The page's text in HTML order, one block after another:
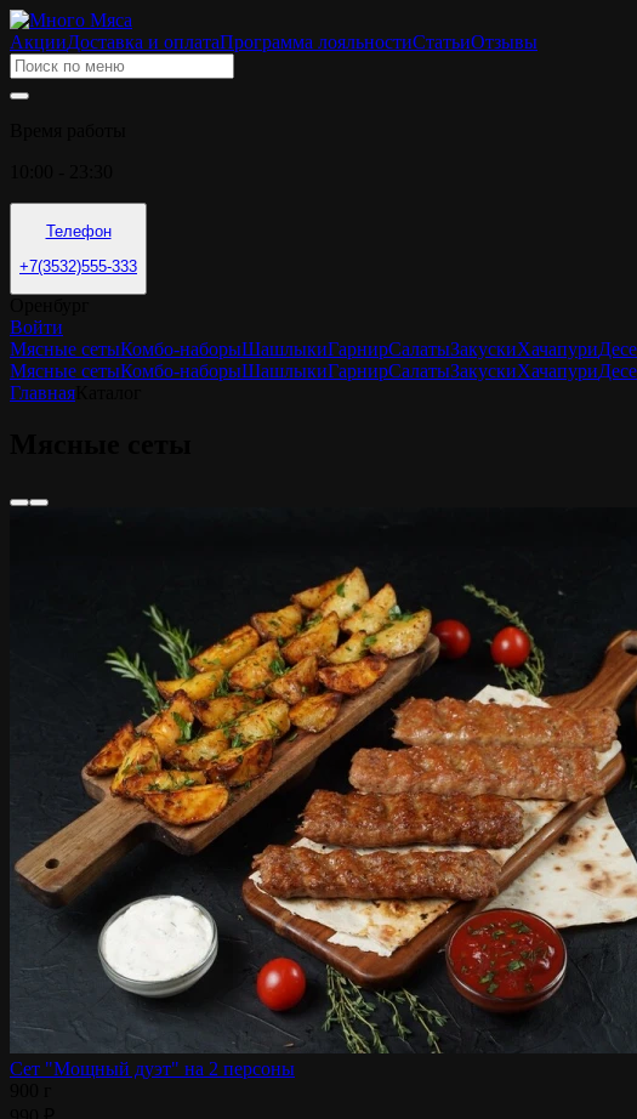
АкцииДоставка и оплатаПрограмма лояльностиСтатьиОтзывы
Телефон
+7(3532)555-333
Войти
Мясные сетыКомбо-наборыШашлыкиГарнирСалатыЗакускиХачапури
Мясные сетыКомбо-наборыШашлыкиГарнирСалатыЗакускиХачапури
Главная
Сет "Мощный дуэт" на 2 персоны